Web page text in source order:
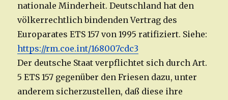
nationale Minderheit. Deutschland hat den
völkerrechtlich bindenden Vertrag des
Europarates ETS 157 von 1995 ratifiziert. Siehe:
https://rm.coe.int/168007cdc3
Der deutsche Staat verpflichtet sich durch Art.
5 ETS 157 gegenüber den Friesen dazu, unter
anderem sicherzustellen, daß diese ihre